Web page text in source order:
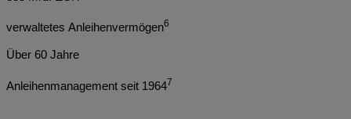
verwaltetes Anleihenvermögen6
Über 60 Jahre
Anleihenmanagement seit 19647